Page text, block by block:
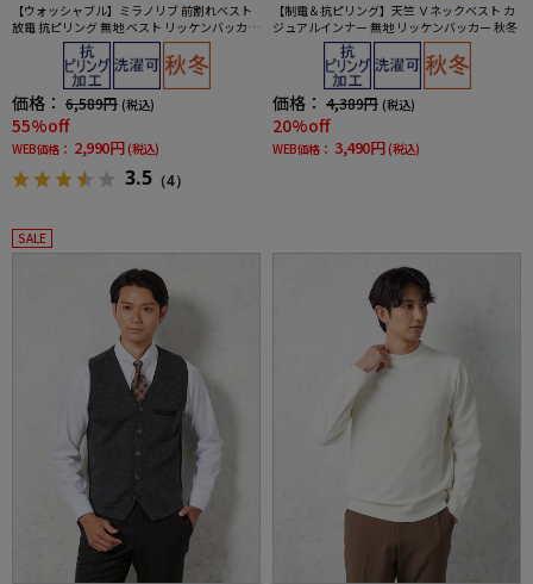
【ウォッシャブル】ミラノリブ 前割れベスト
放電 抗ピリング 無地 ベスト リッケンバッカー
価格： 6,589円 (税込)
55%off
WEB価格： 2,990円 (税込)
3.5 （4）
【制電＆抗ピリング】天竺 Ｖネックベスト カ
ジュアルインナー 無地 リッケンバッカー 秋冬
価格： 4,389円 (税込)
20%off
WEB価格： 3,490円 (税込)
SALE